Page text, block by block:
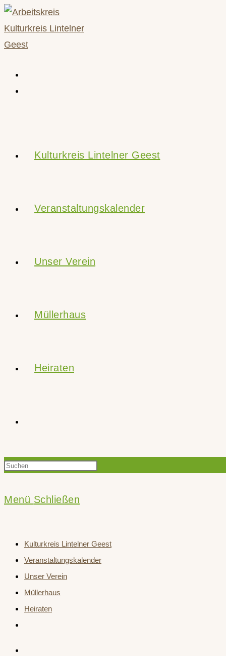
Zum
Inhalt
springen
Kulturkreis Lintelner Geest
Veranstaltungskalender
Unser Verein
Müllerhaus
Heiraten
Suche
Press
search
panel.
Menü Schließen
Kulturkreis Lintelner Geest
Veranstaltungskalender
Unser Verein
Müllerhaus
Heiraten